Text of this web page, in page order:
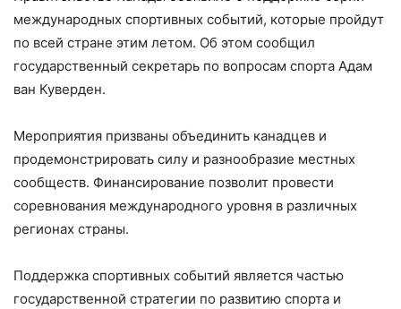
международных спортивных событий, которые пройдут
по всей стране этим летом. Об этом сообщил
государственный секретарь по вопросам спорта Адам
ван Куверден.
Мероприятия призваны объединить канадцев и
продемонстрировать силу и разнообразие местных
сообществ. Финансирование позволит провести
соревнования международного уровня в различных
регионах страны.
Поддержка спортивных событий является частью
государственной стратегии по развитию спорта и